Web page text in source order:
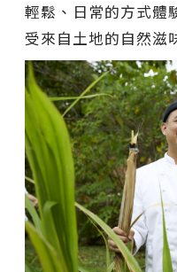
輕鬆、日常的方式體
受來自土地的自然滋